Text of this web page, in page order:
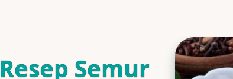
Resep Semur